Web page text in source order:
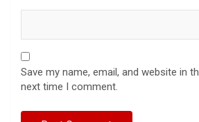
Save my name, email, and website in
next time I comment.